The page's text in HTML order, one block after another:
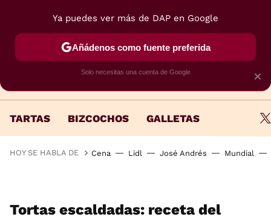
TARTAS BIZCOCHOS GALLETAS
HOY SE HABLA DE Cena Lidl José Andrés Mundial
Tortas escaldadas: receta del
×
Ya puedes ver más de DAP en Google
Añádenos como fuente preferida
Solo necesitas una cuenta de Google